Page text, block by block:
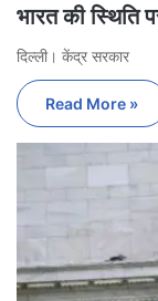
भारत की स्थिति
दिल्ली। केंद्र सरकार
Read More »